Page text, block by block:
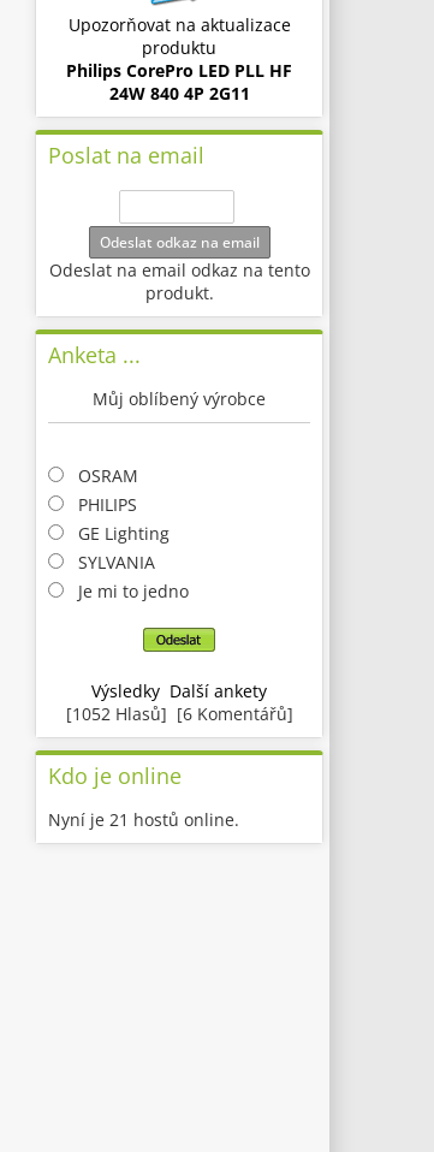
Upozorňovat na aktualizace
produktu
Philips CorePro LED PLL HF
24W 840 4P 2G11
Poslat na email
Odeslat odkaz na email
Odeslat na email odkaz na tento
produkt.
Anketa ...
Můj oblíbený výrobce
OSRAM
PHILIPS
GE Lighting
SYLVANIA
Je mi to jedno
Výsledky Další ankety
[1052 Hlasů] [6 Komentářů]
Kdo je online
Nyní je 21 hostů online.